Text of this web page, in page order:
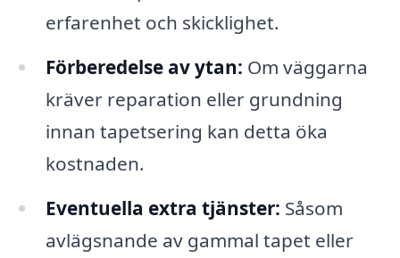
erfarenhet och skicklighet.
Förberedelse av ytan: Om väggarna
kräver reparation eller grundning
innan tapetsering kan detta öka
kostnaden.
Eventuella extra tjänster: Såsom
avlägsnande av gammal tapet eller